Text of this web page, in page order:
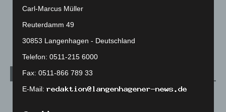
Archiv
Carl-Marcus Müller
Reuterdamm 49
30853 Langenhagen - Deutschland
Telefon: 0511-215 6000
Fax: 0511-866 789 33
E-Mail: